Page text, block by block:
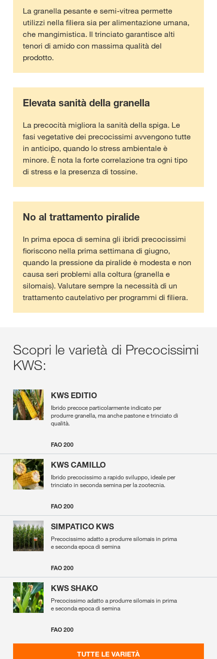
La granella pesante e semi-vitrea permette
utilizzi nella filiera sia per alimentazione umana,
che mangimistica. Il trinciato garantisce alti
tenori di amido con massima qualità del
prodotto.
Elevata sanità della granella
La precocità migliora la sanità della spiga. Le
fasi vegetative dei precocissimi avvengono tutte
in anticipo, quando lo stress ambientale è
minore. È nota la forte correlazione tra ogni tipo
di stress e la presenza di tossine.
No al trattamento piralide
In prima epoca di semina gli ibridi precocissimi
fioriscono nella prima settimana di giugno,
quando la pressione da piralide è modesta e non
causa seri problemi alla coltura (granella e
silomais). Valutare sempre la necessità di un
trattamento cautelativo per programmi di filiera.
Scopri le varietà di Precocissimi
KWS:
KWS EDITIO
Ibrido precoce particolarmente indicato per
produrre granella, ma anche pastone e trinciato di
qualità.
FAO 200
KWS CAMILLO
Ibrido precocissimo a rapido sviluppo, ideale per
trinciato in seconda semina per la zootecnia.
FAO 200
SIMPATICO KWS
Precocissimo adatto a produrre silomais in prima
e seconda epoca di semina
FAO 200
KWS SHAKO
Precocissimo adatto a produrre silomais in prima
e seconda epoca di semina
FAO 200
TUTTE LE VARIETÀ